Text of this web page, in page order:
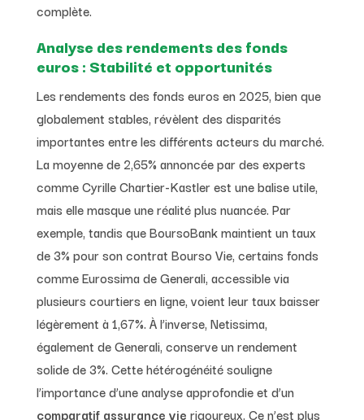
complète.
Analyse des rendements des fonds
euros : Stabilité et opportunités
Les rendements des fonds euros en 2025, bien que
globalement stables, révèlent des disparités
importantes entre les différents acteurs du marché.
La moyenne de 2,65% annoncée par des experts
comme Cyrille Chartier-Kastler est une balise utile,
mais elle masque une réalité plus nuancée. Par
exemple, tandis que BoursoBank maintient un taux
de 3% pour son contrat Bourso Vie, certains fonds
comme Eurossima de Generali, accessible via
plusieurs courtiers en ligne, voient leur taux baisser
légèrement à 1,67%. À l’inverse, Netissima,
également de Generali, conserve un rendement
solide de 3%. Cette hétérogénéité souligne
l’importance d’une analyse approfondie et d’un
comparatif assurance vie rigoureux. Ce n’est plus